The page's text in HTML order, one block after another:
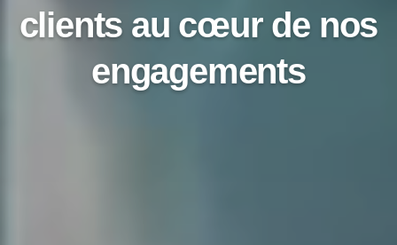
clients au cœur de nos
engagements